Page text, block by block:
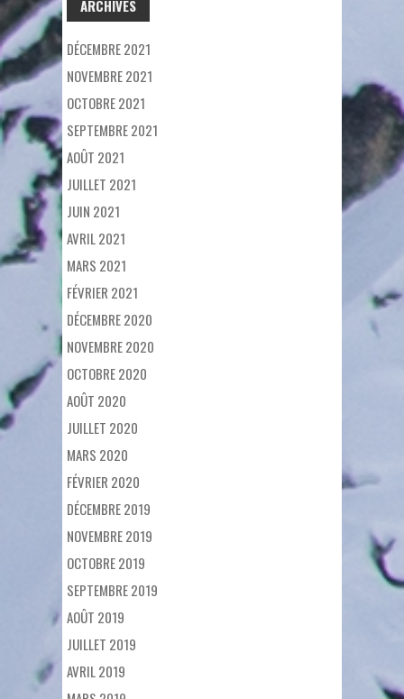
ARCHIVES
DÉCEMBRE 2021
NOVEMBRE 2021
OCTOBRE 2021
SEPTEMBRE 2021
AOÛT 2021
JUILLET 2021
JUIN 2021
AVRIL 2021
MARS 2021
FÉVRIER 2021
DÉCEMBRE 2020
NOVEMBRE 2020
OCTOBRE 2020
AOÛT 2020
JUILLET 2020
MARS 2020
FÉVRIER 2020
DÉCEMBRE 2019
NOVEMBRE 2019
OCTOBRE 2019
SEPTEMBRE 2019
AOÛT 2019
JUILLET 2019
AVRIL 2019